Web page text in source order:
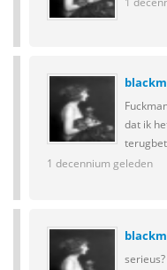
dat ik
1 decennium geleden